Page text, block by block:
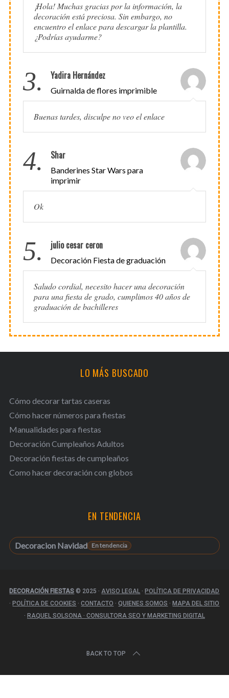
¡Hola! Muchas gracias por la información, la
decoración está preciosa. Sin embargo, no
encuentro el enlace para descargar la plantilla.
¿Podrías ayudarme?
3. Yadira Hernández
Guirnalda de flores imprimible
Buenas tardes, disculpe no veo el enlace
4. Shar
Banderines Star Wars para
imprimir
Ok
5. julio cesar ceron
Decoración Fiesta de graduación
Saludo cordial, necesito hacer una decoración
para una fiesta de grado, cumplimos 40 años de
graduación de bachilleres
LO MÁS BUSCADO
Cómo decorar tartas caseras
Cómo hacer números para fiestas
Manualidades para fiestas
Decoración Cumpleaños Adultos
Decoración fiestas de cumpleaños
Como hacer decoración con globos
EN TENDENCIA
Decoracion Navidad
DECORACIÓN FIESTAS © 2025 · AVISO LEGAL · POLÍTICA DE PRIVACIDAD
· POLÍTICA DE COOKIES · CONTACTO · QUIENES SOMOS · MAPA DEL SITIO
· RAQUEL SOLSONA · CONSULTORA SEO Y MARKETING DIGITAL
BACK TO TOP